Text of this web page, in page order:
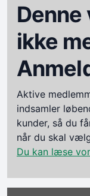
ikke
Aktive
indsamler
kunder, så du
når du skal
Du kan læse